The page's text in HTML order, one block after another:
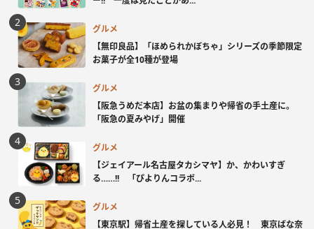
グルメ
【無印良品】「ほめられかぼちゃ」シリーズの季節限定
お菓子が全10種が登場
グルメ
【阪急うめだ本店】お盆の集まりや帰省の手土産に。
「阪急の夏みやげ」開催
グルメ
【ジェイアール名古屋タカシマヤ】か、かわいすぎ
る……!! 「ぴよりんコラボ...
グルメ
【東京駅】帰省土産を探している人必見！ 東京ばな奈